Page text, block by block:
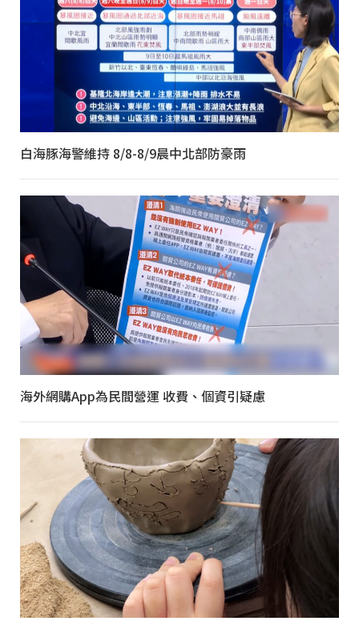
白海豚海警維持 8/8-8/9晨中北部防豪雨
海外網購App為民間營運 收費、個資引疑慮